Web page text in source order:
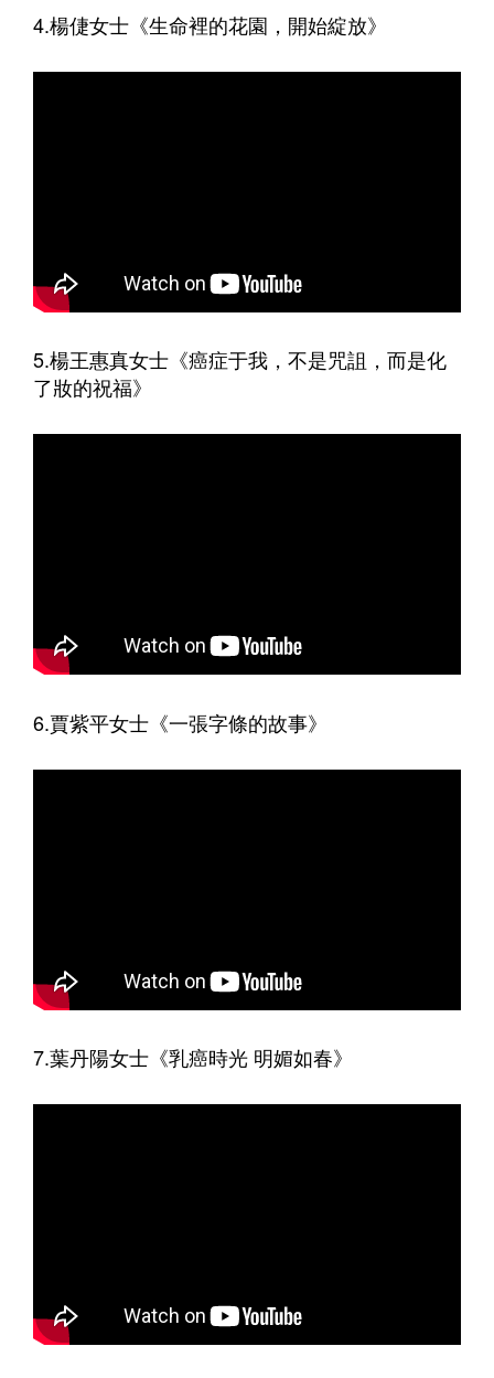
4.楊倢女士《生命裡的花園，開始綻放》
5.楊王惠真女士《癌症于我，不是咒詛，而是化
了妝的祝福》
6.賈紫平女士《一張字條的故事》
7.葉丹陽女士《乳癌時光 明媚如春》